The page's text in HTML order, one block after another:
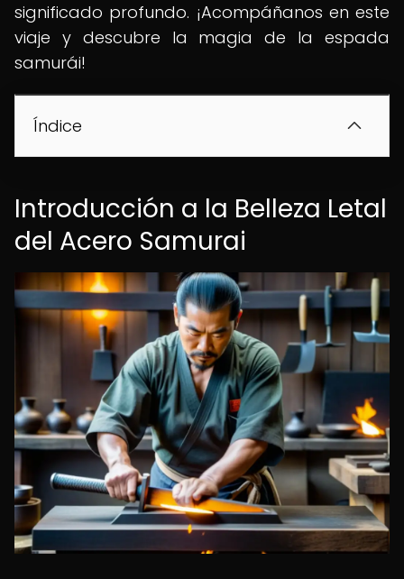
significado profundo. ¡Acompáñanos en este
viaje y descubre la magia de la espada
samurái!
Índice
Introducción a la Belleza Letal
del Acero Samurai